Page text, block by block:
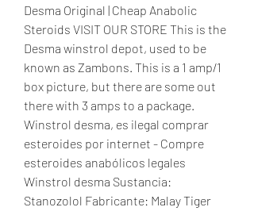
Desma Original | Cheap Anabolic
Steroids VISIT OUR STORE This is the
Desma winstrol depot, used to be
known as Zambons. This is a 1 amp/1
box picture, but there are some out
there with 3 amps to a package.
Winstrol desma, es ilegal comprar
esteroides por internet - Compre
esteroides anabólicos legales
Winstrol desma Sustancia:
Stanozolol Fabricante: Malay Tiger